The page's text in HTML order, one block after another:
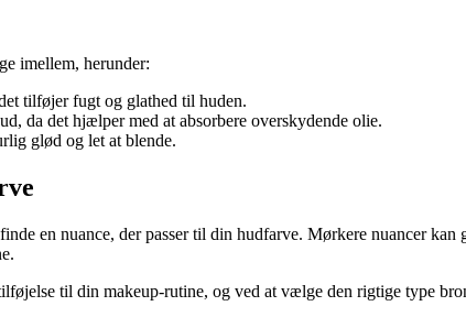
imellem, herunder:
tilføjer fugt og glathed til huden.
da det hjælper med at absorbere overskydende olie.
glød og let at blende.
en nuance, der passer til din hudfarve. Mørkere nuancer
til din makeup-rutine, og ved at vælge den rigtige type